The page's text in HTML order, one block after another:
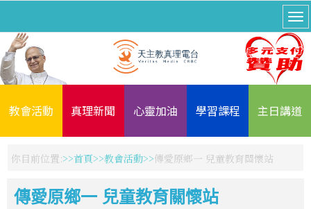
教會活動 真理新聞 心靈加油 學習課程 主日講道
你目前位置: 首頁 教會活動 傳愛原鄉一 兒童教育關懷站
傳愛原鄉一 兒童教育關懷站